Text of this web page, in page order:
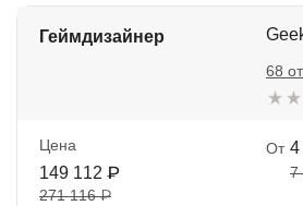
Геймдизайнер
68
Цена
149 112 ₽
271 116 ₽
От 4
7